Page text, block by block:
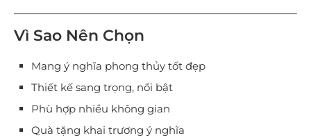
Vì Sao Nên Chọn
Mang ý nghĩa phong thủy tốt đẹp
Thiết kế sang trọng, nổi bật
Phù hợp nhiều không gian
Quà tặng khai trương ý nghĩa